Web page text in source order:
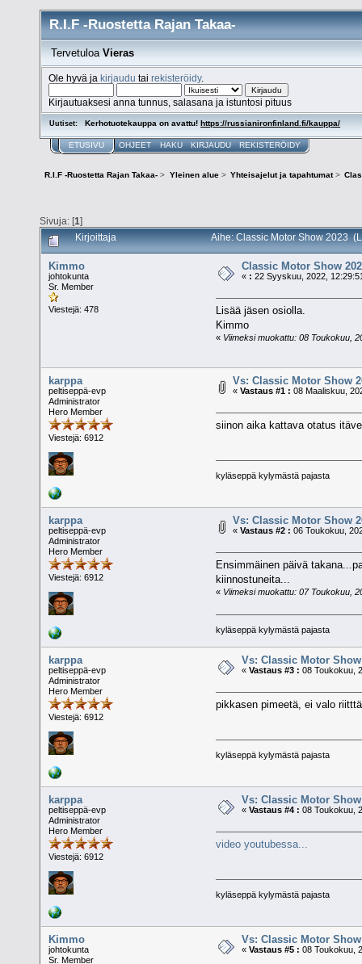
R.I.F -Ruostetta Rajan Takaa-
Tervetuloa Vieras
Ole hyvä jakirjaudu tairekisteröidy.
Kirjautuaksesi anna tunnus, salasana ja istuntosi pituus
Uutiset: Kerhotuotekauppa on avattu!https://russianironfinland.fi/kauppa/
ETUSIVU OHJEET HAKU KIRJAUDU REKISTERÖIDY
R.I.F -Ruostetta Rajan Takaa- > Yleinen alue> Yhteisajelut ja tapahtumat>
Sivuja: [1]
Kirjoittaja Aihe: Classic Motor Show 2023
Kimmo
johtokunta
Sr. Member
Viestejä: 478
Classic Motor Show
« : 22 Syyskuu, 2022,
Lisää jäsen osiolla.
Kimmo
« Viimeksi muokattu: 08 Toukokuu,
karppa
peltiseppä-evp
Administrator
Hero Member
Viestejä: 6912
Vs: Classic Motor Show
«Vastaus #1 : 08 Maaliskuu,
siinon aika kattava otatus
kyläseppä kylymästä pajasta
karppa
peltiseppä-evp
Administrator
Hero Member
Viestejä: 6912
Vs: Classic Motor Show
«Vastaus #2 : 06 Toukokuu,
Ensimmäinen päivä
kiinnostuneita...
« Viimeksi muokattu: 07 Toukokuu,
kyläseppä kylymästä pajasta
karppa
peltiseppä-evp
Administrator
Hero Member
Viestejä: 6912
Vs: Classic Motor Show
«Vastaus #3 : 08 Toukokuu,
pikkasen pimeetä, ei valo
kyläseppä kylymästä pajasta
karppa
peltiseppä-evp
Administrator
Hero Member
Viestejä: 6912
Vs: Classic Motor Show
«Vastaus #4 : 08 Toukokuu,
video youtubessa...
kyläseppä kylymästä pajasta
Kimmo
johtokunta
Sr. Member
Vs: Classic Motor Show
«Vastaus #5 : 08 Toukokuu,